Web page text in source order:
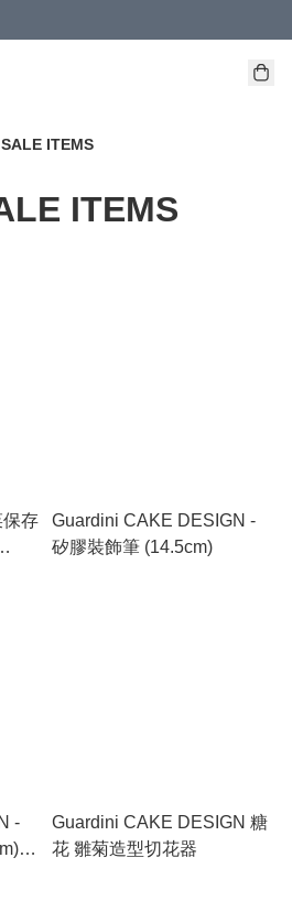
！（適用於 特定的送貨方式 )
優惠（不適用於儲物用品及傢俬）
ITEMS
ITEMS
保存
Guardini CAKE DESIGN -
矽膠裝飾筆 (14.5cm)
-
Guardini CAKE DESIGN 糖
花 雛菊造型切花器